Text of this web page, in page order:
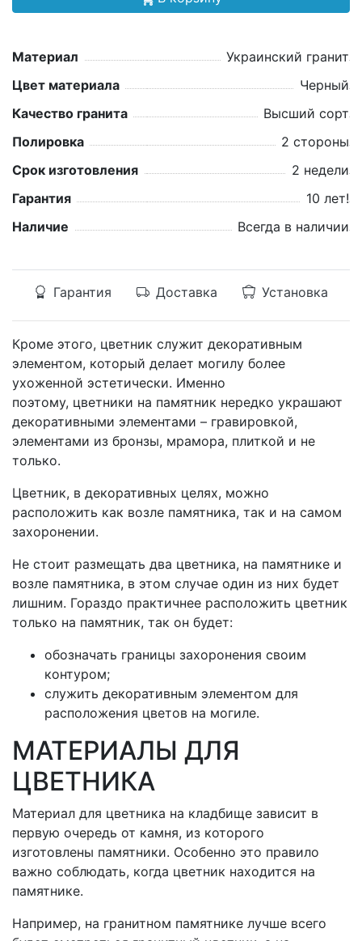
Материал
Украинский гранит
Цвет материала
Черный
Качество гранита
Высший сорт
Полировка
2 стороны
Срок изготовления
2 недели
Гарантия
10 лет!
Наличие
Всегда в наличии
Гарантия Доставка Установка
Кроме этого, цветник служит декоративным
элементом, который делает могилу более
ухоженной эстетически. Именно
поэтому, цветники на памятник нередко украшают
декоративными элементами – гравировкой,
элементами из бронзы, мрамора, плиткой и не
только.
Цветник, в декоративных целях, можно
расположить как возле памятника, так и на самом
захоронении.
Не стоит размещать два цветника, на памятнике и
возле памятника, в этом случае один из них будет
лишним. Гораздо практичнее расположить цветник
только на памятник, так он будет:
обозначать границы захоронения своим
контуром;
служить декоративным элементом для
расположения цветов на могиле.
МАТЕРИАЛЫ ДЛЯ
ЦВЕТНИКА
Материал для цветника на кладбище зависит в
первую очередь от камня, из которого
изготовлены памятники. Особенно это правило
важно соблюдать, когда цветник находится на
памятнике.
Например, на гранитном памятнике лучше всего